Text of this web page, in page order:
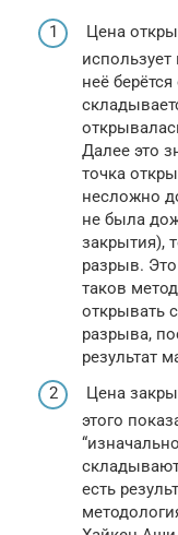
Цена
неё
Далее это
точка
несложно
не была
закрытия),
разрыв.
таков
открывать
разрыва,
результат
Цена
этого
есть